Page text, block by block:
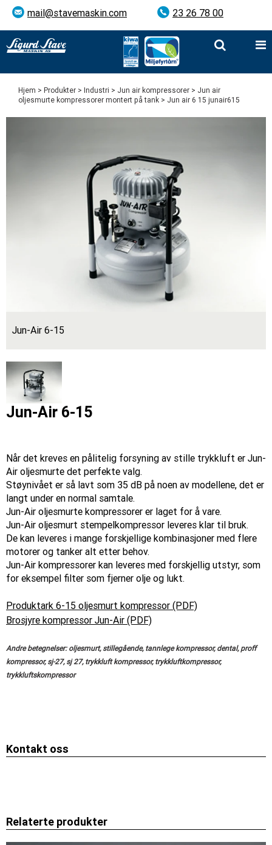
mail@stavemaskin.com 23 26 78 00
Hjem > Produkter > Industri > Jun air kompressorer > Jun air
oljesmurte kompressorer montert på tank > Jun air 6 15 junair615
Jun-Air 6-15
Jun-Air 6-15
Når det kreves en pålitelig forsyning av stille trykkluft er Jun-
Air oljesmurte det perfekte valg.
Støynivået er så lavt som 35 dB på noen av modellene, det er
langt under en normal samtale.
Jun-Air oljesmurte kompressorer er laget for å vare.
Jun-Air oljesmurt stempelkompressor leveres klar til bruk.
De kan leveres i mange forskjellige kombinasjoner med flere
motorer og tanker alt etter behov.
Jun-Air kompressorer kan leveres med forskjellig utstyr, som
for eksempel filter som fjerner olje og lukt.
Produktark 6-15 oljesmurt kompressor (PDF)
Brosjyre kompressor Jun-Air (PDF)
Andre betegnelser: oljesmurt, stillegående, tannlege kompressor, dental, proff
kompressor, sj-27, sj 27, trykkluft kompressor, trykkluftkompressor,
trykkluftskompressor
Kontakt oss
Relaterte produkter